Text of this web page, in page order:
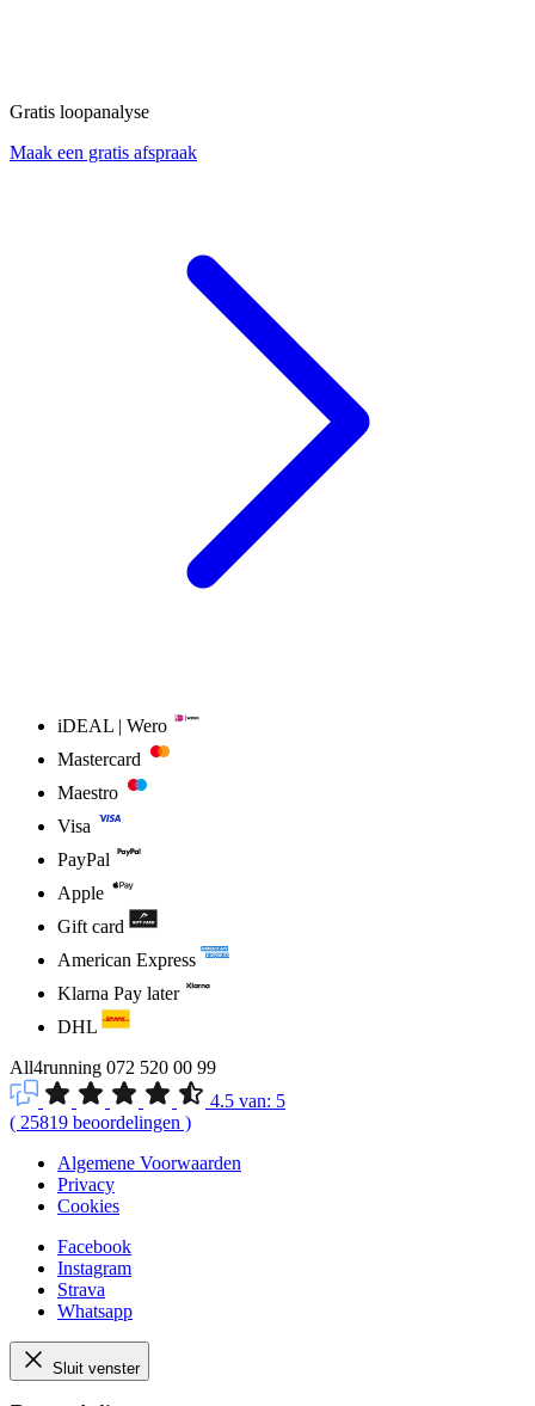
Gratis loopanalyse
Maak een gratis afspraak
iDEAL | Wero
Mastercard
Maestro
Visa
PayPal
Apple
Gift card
American Express
Klarna Pay later
DHL
All4running 072 520 00 99
4.5 van: 5
( 25819 beoordelingen )
Algemene Voorwaarden
Privacy
Cookies
Facebook
Instagram
Strava
Whatsapp
Sluit venster